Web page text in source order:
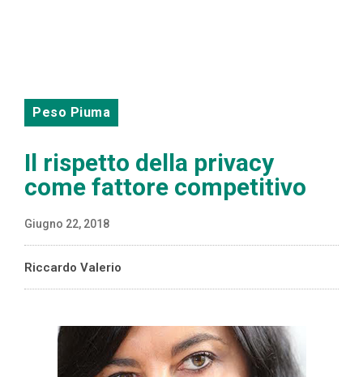
Peso Piuma
Il rispetto della privacy
come fattore competitivo
Giugno 22, 2018
Riccardo Valerio